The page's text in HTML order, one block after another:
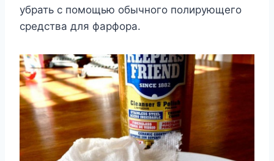
убрать с помощью обычного полирующего
средства для фарфора.